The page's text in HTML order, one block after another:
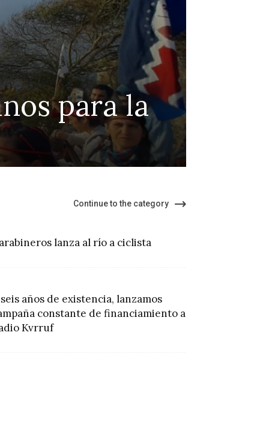
de
suicidio
Continue to the category
lanza al río a ciclista
años de existencia, lanzamos
constante de financiamiento a
Kvrruf